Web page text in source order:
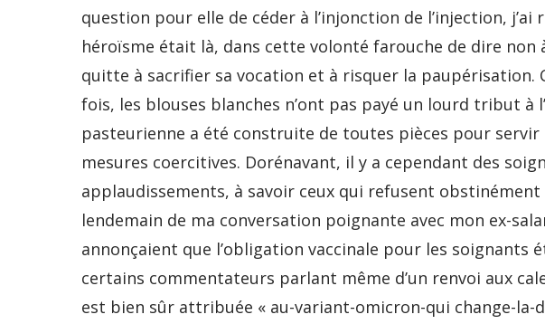
question pour elle de céder à l’injonction de l’injection, j’ai
héroïsme était là, dans cette volonté farouche de dire non
quitte à sacrifier sa vocation et à risquer la paupérisation.
fois, les blouses blanches n’ont pas payé un lourd tribut à
pasteurienne a été construite de toutes pièces pour
mesures coercitives. Dorénavant, il y a cependant des
applaudissements, à savoir ceux qui refusent
lendemain de ma conversation poignante avec mon ex-
annonçaient que l’obligation vaccinale pour les soignants
certains commentateurs parlant même d’un renvoi aux
est bien sûr attribuée « au-variant-omicron-qui change-